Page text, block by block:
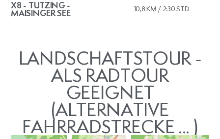
X8 - TUTZING -
MAISINGER SEE 10,8 KM / 2:30 STD
LANDSCHAFTSTOUR -
ALS RADTOUR
GEEIGNET
(ALTERNATIVE
FAHRRADSTRECKE ... )